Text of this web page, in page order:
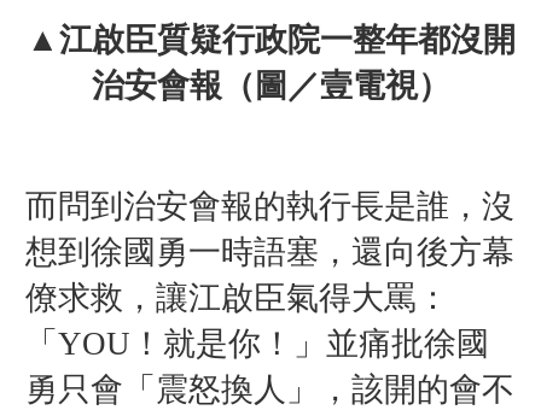
▲江啟臣質疑行政院一整年都沒開
治安會報（圖／壹電視）
而問到治安會報的執行長是誰，沒
想到徐國勇一時語塞，還向後方幕
僚求救，讓江啟臣氣得大罵：
「YOU！就是你！」並痛批徐國
勇只會「震怒換人」，該開的會不